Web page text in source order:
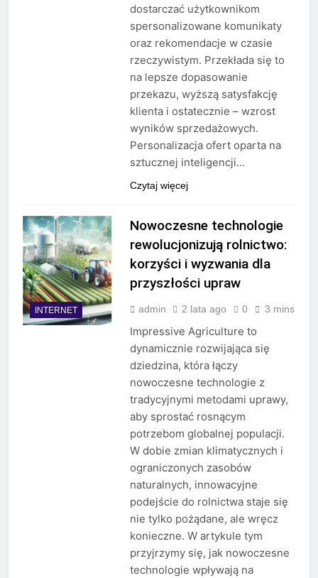
dostarczać użytkownikom
spersonalizowane komunikaty
oraz rekomendacje w czasie
rzeczywistym. Przekłada się to
na lepsze dopasowanie
przekazu, wyższą satysfakcję
klienta i ostatecznie – wzrost
wyników sprzedażowych.
Personalizacja ofert oparta na
sztucznej inteligencji…
Czytaj więcej
INTERNET
Nowoczesne technologie
rewolucjonizują rolnictwo:
korzyści i wyzwania dla
przyszłości upraw
admin 2 lata ago 0 3 mins
Impressive Agriculture to
dynamicznie rozwijająca się
dziedzina, która łączy
nowoczesne technologie z
tradycyjnymi metodami uprawy,
aby sprostać rosnącym
potrzebom globalnej populacji.
W dobie zmian klimatycznych i
ograniczonych zasobów
naturalnych, innowacyjne
podejście do rolnictwa staje się
nie tylko pożądane, ale wręcz
konieczne. W artykule tym
przyjrzymy się, jak nowoczesne
technologie wpływają na